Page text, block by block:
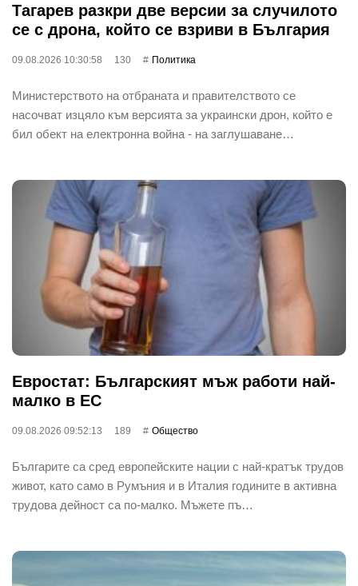
Тагарев разкри две версии за случилото
се с дрона, който се взриви в България
09.08.2026 10:30:58 130 Политика
Министерството на отбраната и правителството се
насочват изцяло към версията за украински дрон, който е
бил обект на електронна война - на заглушаване…
Евростат: Българският мъж работи най-
малко в ЕС
09.08.2026 09:52:13 189 Общество
Българите са сред европейските нации с най-кратък трудов
живот, като само в Румъния и в Италия годините в активна
трудова дейност са по-малко. Мъжете пъ…